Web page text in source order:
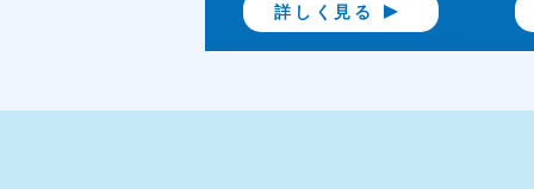
詳しく見る